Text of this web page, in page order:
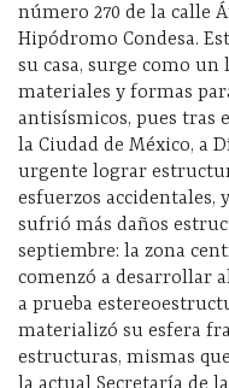
número 270 de la calle
Hipódromo Condesa.
su casa, surge como
materiales y formas
antisísmicos, pues tras
la Ciudad de México, a
urgente lograr
esfuerzos accidentales,
sufrió más daños
septiembre: la zona
comenzó a desarrollar
a prueba
materializó su esfera
estructuras, mismas